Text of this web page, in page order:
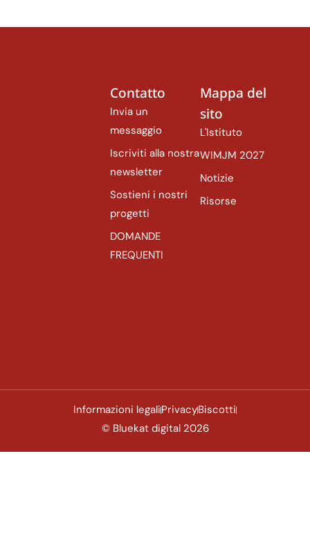
Contatto
Invia un
messaggio
Iscriviti alla nostra
newsletter
Sostieni i nostri
progetti
DOMANDE
FREQUENTI
Mappa del
sito
L'Istituto
WIMJM 2027
Notizie
Risorse
Informazioni legaliPrivacyBiscotti
© Bluekat digital 2026